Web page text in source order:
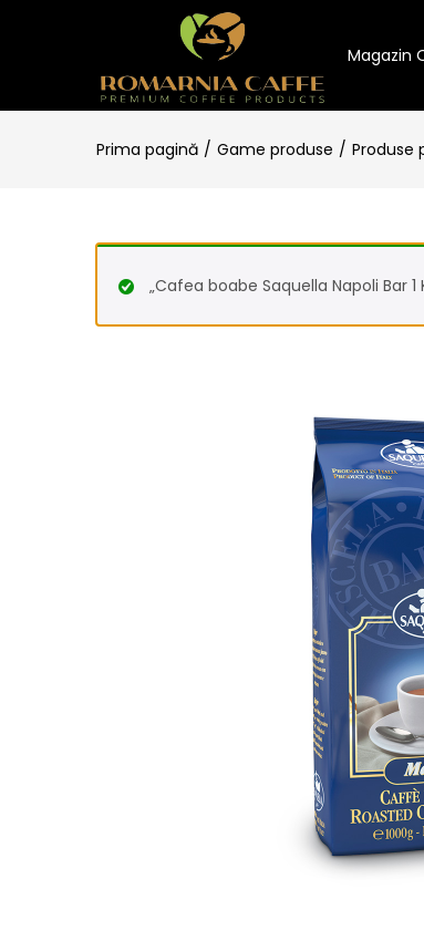
Magazin
Prima pagină Game produse Produse
„Cafea boabe Saquella Napoli Bar